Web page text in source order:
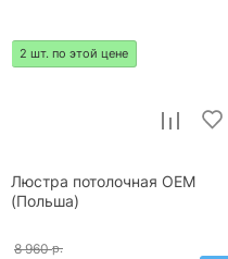
2 шт. по этой цене
Люстра потолочная OEM
(Польша)
8 960 р.